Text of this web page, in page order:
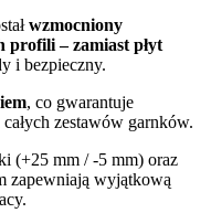
wzmocniony
profili – zamiast płyt
i bezpieczny.
, co gwarantuje
zestawów garnków.
(+25 mm / -5 mm) oraz
zapewniają wyjątkową